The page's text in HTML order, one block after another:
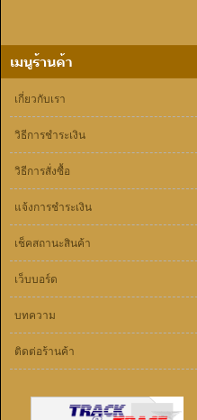
เกี่ยวกับเรา
วิธีการชำระเงิน
วิธีการสั่งซื้อ
แจ้งการชำระเงิน
เช็คสถานะสินค้า
เว็บบอร์ด
บทความ
ติดต่อร้านค้า